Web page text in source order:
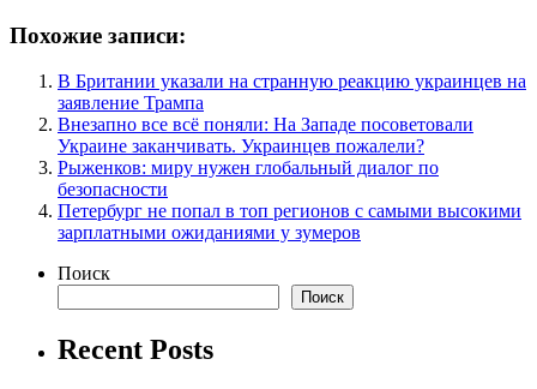
Похожие записи:
В Британии указали на странную реакцию украинцев на
заявление Трампа
Внезапно все всё поняли: На Западе посоветовали
Украине заканчивать. Украинцев пожалели?
Рыженков: миру нужен глобальный диалог по
безопасности
Петербург не попал в топ регионов с самыми высокими
зарплатными ожиданиями у зумеров
Поиск
Поиск
Recent Posts